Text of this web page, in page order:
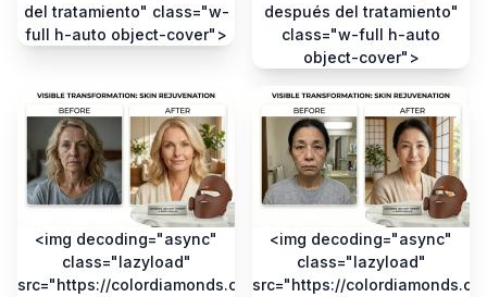
del tratamiento" class="w-
full h-auto object-cover">
después del tratamiento"
class="w-full h-auto
object-cover">
<img decoding="async"
class="lazyload"
src="https://colordiamonds.co.uk/wp-
<img decoding="async"
class="lazyload"
src="https://